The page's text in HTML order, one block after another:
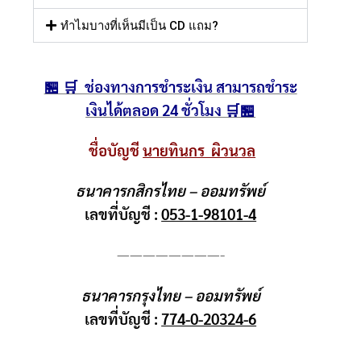
ทำไมบางที่เห็นมีเป็น CD แถม?
🏪 🛒 ช่องทางการชำระเงิน สามารถชำระ
เงินได้ตลอด 24 ชั่วโมง 🛒🏪
ชื่อบัญชีนายทินกร ผิวนวล
ธนาคารกสิกรไทย – ออมทรัพย์
เลขที่บัญชี :053-1-98101-4
————————-
ธนาคารกรุงไทย – ออมทรัพย์
เลขที่บัญชี :774-0-20324-6